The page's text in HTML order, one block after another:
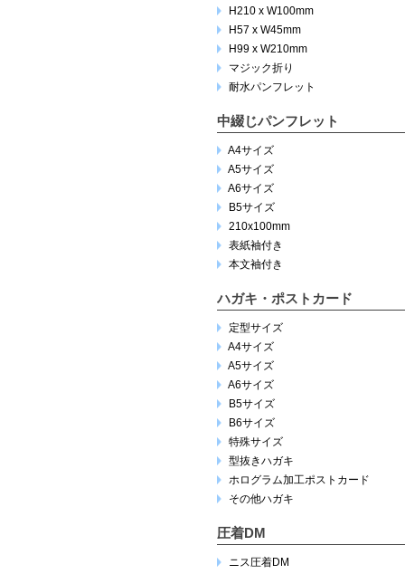
H210 x W100mm
H57 x W45mm
H99 x W210mm
マジック折り
耐水パンフレット
中綴じパンフレット
A4サイズ
A5サイズ
A6サイズ
B5サイズ
210x100mm
表紙袖付き
本文袖付き
ハガキ・ポストカード
定型サイズ
A4サイズ
A5サイズ
A6サイズ
B5サイズ
B6サイズ
特殊サイズ
型抜きハガキ
ホログラム加工ポストカード
その他ハガキ
圧着DM
ニス圧着DM